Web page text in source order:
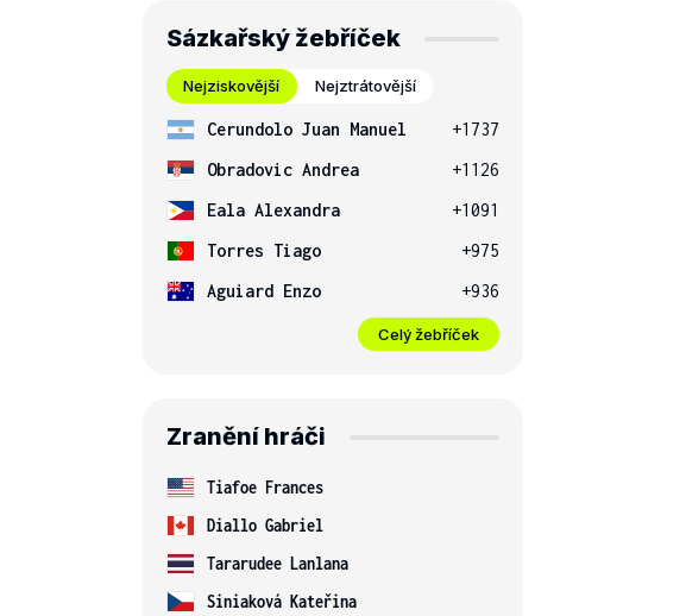
Sázkařský žebříček
Nejziskovější Nejztrátovější
Cerundolo Juan Manuel
+1737
Obradovic Andrea
+1126
Eala Alexandra
+1091
Torres Tiago
+975
Aguiard Enzo
+936
Celý žebříček
Zranění hráči
Tiafoe Frances
Diallo Gabriel
Tararudee Lanlana
Siniaková Kateřina